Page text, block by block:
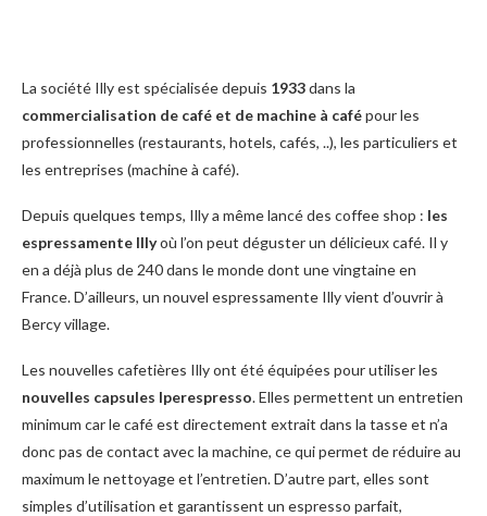
La société Illy est spécialisée depuis 1933dans la
commercialisation de café et de machine à cafépour les
professionnelles (restaurants, hotels, cafés, ..), les particuliers et
les entreprises (machine à café).
Depuis quelques temps, Illy a même lancé des coffee shop : les
espressamente Illyoù l’on peut déguster un délicieux café. Il y
en a déjà plus de 240 dans le monde dont une vingtaine en
France. D’ailleurs, un nouvel espressamente Illy vient d’ouvrir à
Bercy village.
Les nouvelles cafetières Illy ont été équipées pour utiliser les
nouvelles capsules Iperespresso. Elles permettent un entretien
minimum car le café est directement extrait dans la tasse et n’a
donc pas de contact avec la machine, ce qui permet de réduire au
maximum le nettoyage et l’entretien. D’autre part, elles sont
simples d’utilisation et garantissent un espresso parfait,